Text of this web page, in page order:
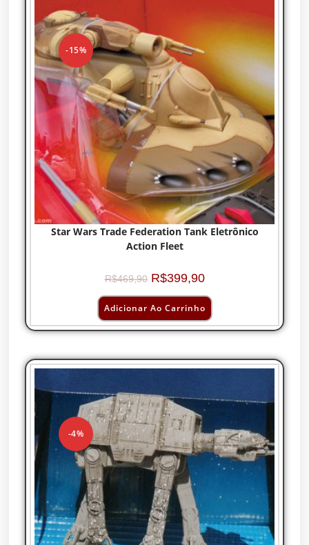
-15%
Star Wars Trade Federation Tank Eletrônico
Action Fleet
R$469,90 R$399,90
Adicionar Ao Carrinho
-4%